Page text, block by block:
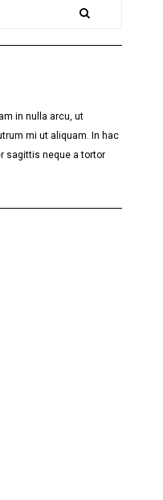
in nulla arcu, ut
mi ut aliquam. In hac
sagittis neque a tortor